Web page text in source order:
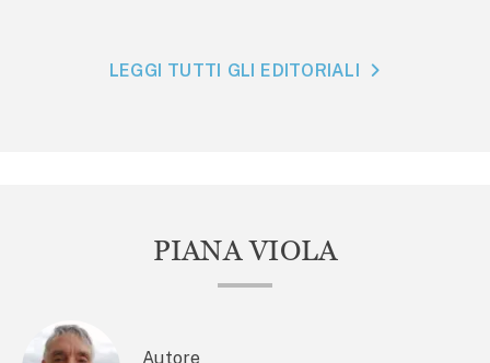
LEGGI TUTTI GLI EDITORIALI
PIANA VIOLA
Autore